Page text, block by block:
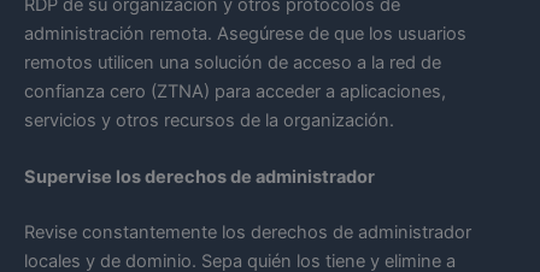
RDP de su organización y otros protocolos de
administración remota. Asegúrese de que los usuarios
remotos utilicen una solución de acceso a la red de
confianza cero (ZTNA) para acceder a aplicaciones,
servicios y otros recursos de la organización.
Supervise los derechos de administrador
Revise constantemente los derechos de administrador
locales y de dominio. Sepa quién los tiene y elimine a